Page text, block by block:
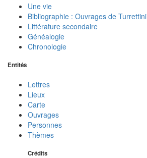
Une vie
Bibliographie : Ouvrages de Turrettini
Littérature secondaire
Généalogie
Chronologie
Entités
Lettres
Lieux
Carte
Ouvrages
Personnes
Thèmes
Crédits